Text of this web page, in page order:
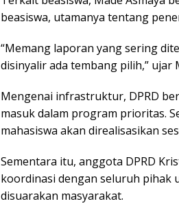
beasiswa, utamanya tentang
“Memang laporan yang sering
disinyalir ada tembang pilih,” ujar
Mengenai infrastruktur, DPRD
masuk dalam program prioritas.
mahasiswa akan direalisasikan
Sementara itu, anggota DPRD
koordinasi dengan seluruh pihak
disuarakan masyarakat.